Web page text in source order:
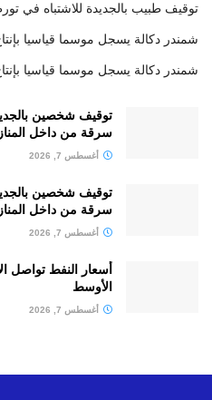
توقيف طبيب بالجديدة للاشتباه في
شمندر دكالة يسجل موسما قياسيا بإنتاج ناهز
شمندر دكالة يسجل موسما قياسيا بإنتاج ناهز
توقيف شخصين
سرقة من داخل
أغسطس 7, 2026
توقيف شخصين
سرقة من داخل
أغسطس 7, 2026
أسعار النفط تواصل
الأوسط
أغسطس 7, 2026